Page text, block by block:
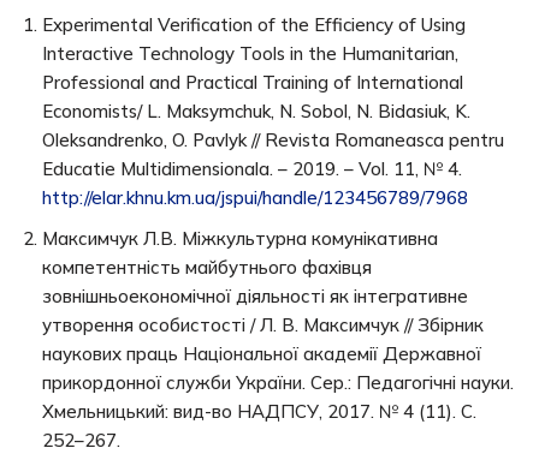
Experimental Verification of the Efficiency of Using
Interactive Technology Tools in the Humanitarian,
Professional and Practical Training of International
Economists/ L. Maksymchuk, N. Sobol, N. Bidasiuk, K.
Oleksandrenko, O. Pavlyk // Revista Romaneasca pentru
Educatie Multidimensionala. – 2019. – Vol. 11, № 4.
http://elar.khnu.km.ua/jspui/handle/123456789/7968
Максимчук Л.В. Міжкультурна комунікативна
компетентність майбутнього фахівця
зовнішньоекономічної діяльності як інтегративне
утворення особистості / Л. В. Максимчук // Збірник
наукових праць Національної академії Державної
прикордонної служби України. Сер.: Педагогічні науки.
Хмельницький: вид-во НАДПСУ, 2017. № 4 (11). С.
252–267.